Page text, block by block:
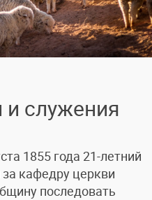
и служения
1855 года 21-летний
кафедру церкви
последовать